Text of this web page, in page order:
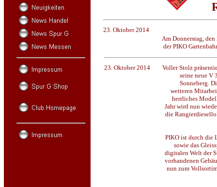
23. Oktober 2014
Am Donnerstag,
der PIKO
23. Oktober 2014
Voller Stolz
seine neue V
Sonneberg.
weiteren
herrliches
Jahr wird nun
die
PIKO ist durch die
sowie das
digitalen Welt der
vorhandenen
nun zum